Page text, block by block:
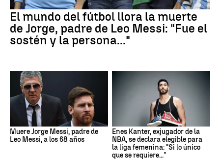
El mundo del fútbol llora la muerte
de Jorge, padre de Leo Messi: "Fue el
sostén y la persona..."
Muere Jorge Messi, padre de
Leo Messi, a los 68 años
Enes Kanter, exjugador de la
NBA, se declara elegible para
la liga femenina: "Si lo único
que se requiere..."